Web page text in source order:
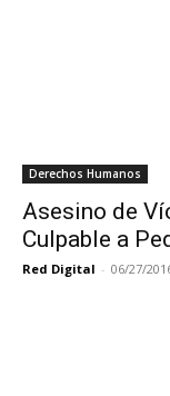
Derechos Humanos
Asesino de
Culpable a
Red Digital - 06/27/